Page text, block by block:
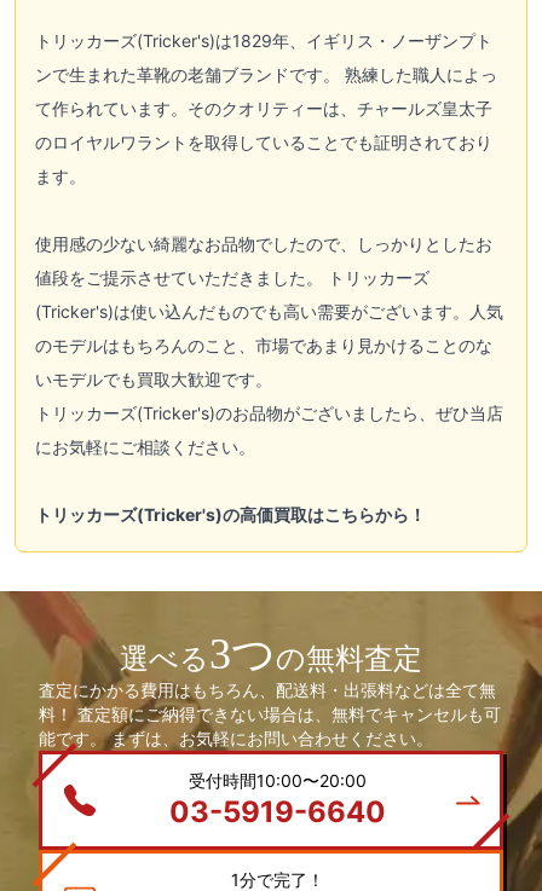
トリッカーズ(Tricker's)は1829年、イギリス・ノーザンプト
ンで生まれた革靴の老舗ブランドです。 熟練した職人によっ
て作られています。そのクオリティーは、チャールズ皇太子
のロイヤルワラントを取得していることでも証明されており
ます。
使用感の少ない綺麗なお品物でしたので、しっかりとしたお
値段をご提示させていただきました。
トリッカーズ
(Tricker's)は使い込んだものでも高い需要がございます。人気
のモデルはもちろんのこと、市場であまり見かけることのな
いモデルでも買取大歓迎です。
トリッカーズ(Tricker's)のお品物がございましたら、ぜひ当店
にお気軽にご相談ください。
トリッカーズ(Tricker's)の高価買取はこちらから！
選べる3つの無料査定
査定にかかる費用はもちろん、配送料・出張料などは全て無
料！ 査定額にご納得できない場合は、無料でキャンセルも可
能です。 まずは、お気軽にお問い合わせください。
受付時間10:00〜20:00
03-5919-6640
1分で完了！